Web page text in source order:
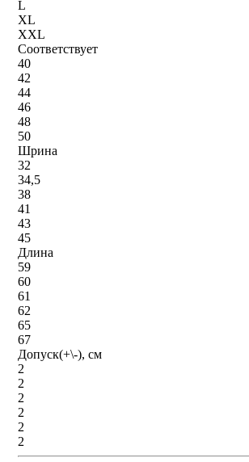
L
XL
XXL
Соответствует
40
42
44
46
48
50
Шрина
32
34,5
38
41
43
45
Длина
59
60
61
62
65
67
Допуск(+\-), см
2
2
2
2
2
2